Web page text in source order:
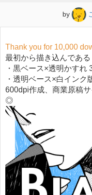
by
Thank you for 10,000
最初から描き込んであ
・黒ベース×透明かすれ
・透明ベース×白インク
600dpi作成、商業原稿
◎